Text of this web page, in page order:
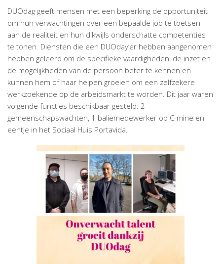
DUOdag geeft mensen met een beperking de opportuniteit
om hun verwachtingen over een bepaalde job te toetsen
aan de realiteit en hun dikwijls onderschatte competenties
te tonen. Diensten die een DUOday’er hebben aangenomen
hebben geleerd om de specifieke vaardigheden, de inzet en
de mogelijkheden van de persoon beter te kennen en
kunnen hem of haar helpen groeien om een zelfzekere
werkzoekende op de arbeidsmarkt te worden. Dit jaar waren
volgende functies beschikbaar gesteld: 2
gemeenschapswachten, 1 baliemedewerker op C-mine en
eentje in het Sociaal Huis Portavida.